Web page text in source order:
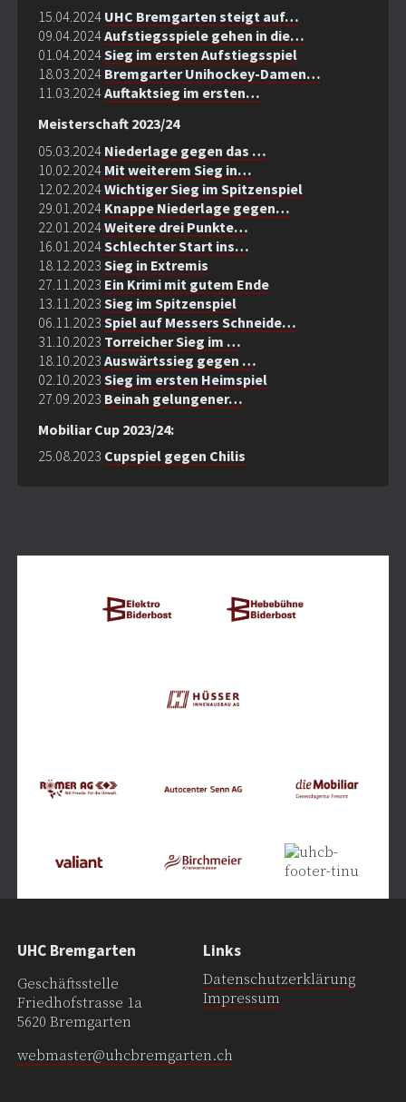
15.04.2024 UHC Bremgarten steigt auf…
09.04.2024Aufstiegsspiele gehen in die…
01.04.2024Sieg im ersten Aufstiegsspiel
18.03.2024 Bremgarter Unihockey-Damen…
11.03.2024Auftaktsieg im ersten…
Meisterschaft 2023/24
05.03.2024 Niederlage gegen das …
10.02.2024 Mit weiterem Sieg in…
12.02.2024Wichtiger Sieg im Spitzenspiel
29.01.2024 Knappe Niederlage gegen…
22.01.2024Weitere drei Punkte…
16.01.2024Schlechter Start ins…
18.12.2023 Sieg in Extremis
27.11.2023 Ein Krimi mit gutem Ende
13.11.2023 Sieg im Spitzenspiel
06.11.2023 Spiel auf Messers Schneide…
31.10.2023 Torreicher Sieg im …
18.10.2023 Auswärtssieg gegen …
02.10.2023 Sieg im ersten Heimspiel
27.09.2023 Beinah gelungener…
Mobiliar Cup 2023/24:
25.08.2023 Cupspiel gegen Chilis
UHC Bremgarten
Geschäftsstelle
Friedhofstrasse 1a
5620 Bremgarten
webmaster@uhcbremgarten.ch
Links
Datenschutzerklärung
Impressum